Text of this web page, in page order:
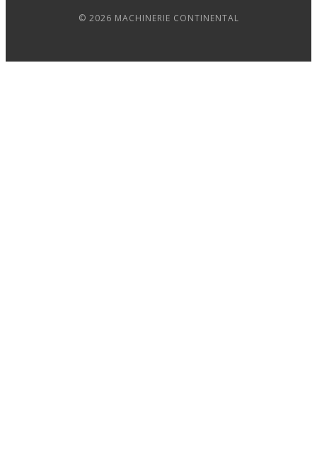
© 2026 MACHINERIE CONTINENTAL